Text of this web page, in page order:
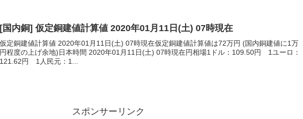
[国内銅] 仮定銅建値計算値 2020年01月11日(土) 07時現在
仮定銅建値計算値 2020年01月11日(土) 07時現在仮定銅建値計算値は72万円 (国内銅建値に1万
円程度の上げ余地)日本時間 2020年01月11日(土) 07時現在円相場1ドル：109.50円 1ユーロ：
121.62円 1人民元：1...
スポンサーリンク